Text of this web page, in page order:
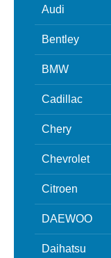
Audi
Bentley
BMW
Cadillac
Chery
Chevrolet
Citroen
DAEWOO
Daihatsu